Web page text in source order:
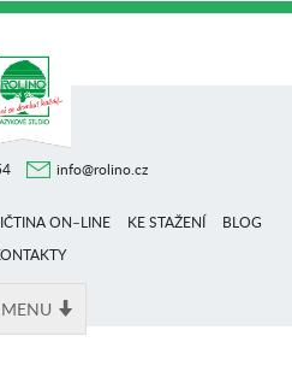
info@rolino.cz
ON–LINE KE STAŽENÍ
BLOG
MENU